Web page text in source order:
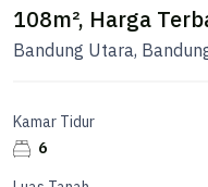
108m², Harga
Bandung Utara,
Kamar Tidur
6